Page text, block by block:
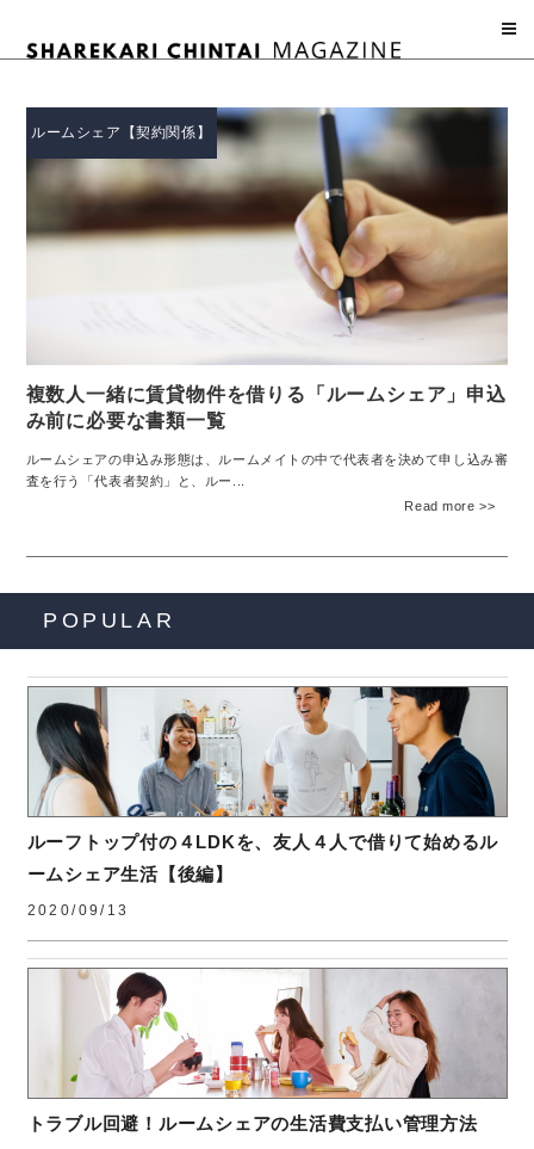
テ
複数人一緒に賃貸物件を借りる「ルームシェア」申込
み前に必要な書類一覧
ルームシェアの申込み形態は、ルームメイトの中で代表者を決めて申し込み審
査を行う「代表者契約」と、ルー...
Read more >>
ルームシェア【契約関係】
POPULAR
ルーフトップ付の４LDKを、友人４人で借りて始めるル
ームシェア生活【後編】
2020/09/13
トラブル回避！ルームシェアの生活費支払い管理方法